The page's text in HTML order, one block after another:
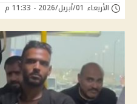
الأربعاء 01/أبريل/2026 - 11:33 م